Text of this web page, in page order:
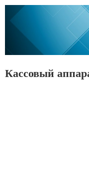
Кассовый